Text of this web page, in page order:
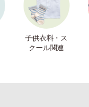
子供衣料・ス
クール関連